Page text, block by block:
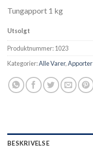
Tungapport 1 kg
Utsolgt
Produktnummer:1023
Kategorier:Alle Varer,Apporter
BESKRIVELSE